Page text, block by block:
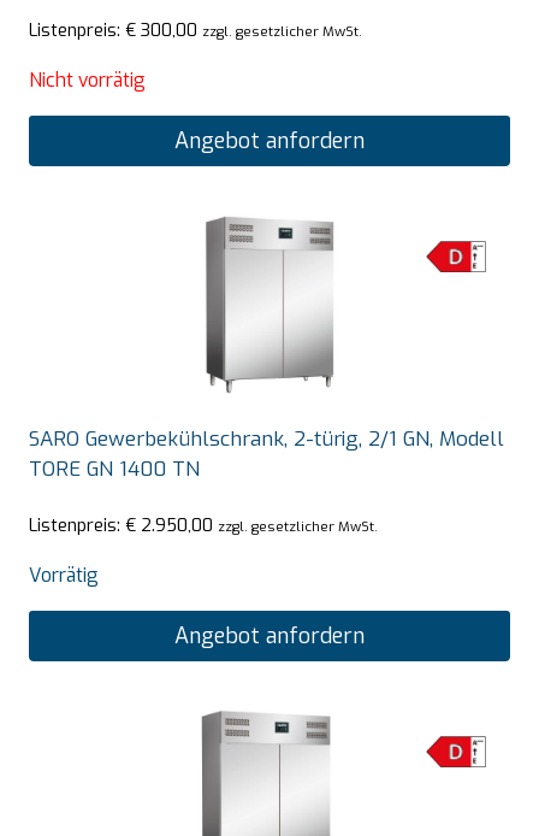
Listenpreis: € 300,00 zzgl. gesetzlicher MwSt.
Nicht vorrätig
Angebot anfordern
SARO Gewerbekühlschrank, 2-türig, 2/1 GN, Modell
TORE GN 1400 TN
Listenpreis: € 2.950,00 zzgl. gesetzlicher MwSt.
Vorrätig
Angebot anfordern